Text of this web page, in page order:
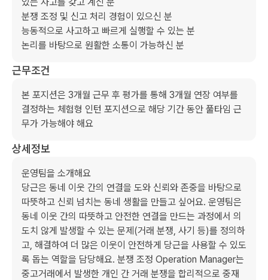
분쟁 조정 및 신고 처리 경험이 있으신 분
능동적으로 사고하고 빠르게 실행할 수 있는 분
논리를 바탕으로 원활한 소통이 가능하신 분
근무조건
본 포지션은 3개월 근무 후 평가를 통해 3개월 연장 여부를
결정하는 체험형 인턴 포지션으로 해당 기간 동안 풀타임 근
무가 가능해야 해요
상세정보
운영팀을 소개해요
당근은 동네 이웃 간의 연결을 도와 신뢰와 존중을 바탕으로
따뜻하고 신뢰 넘치는 동네 생활을 만들고 싶어요. 운영팀은
동네 이웃 간의 따뜻하고 안전한 연결을 만드는 과정에서 의
도치 않게 발생할 수 있는 문제(거래 분쟁, 사기 등)를 정의하
고, 해결하여 더 많은 이웃이 안전하게 당근을 사용할 수 있도
록 돕는 역할을 담당해요. 분쟁 조정 Operation Manager는
중고거래에서 발생한 개인 간 거래 분쟁을 합리적으로 중재